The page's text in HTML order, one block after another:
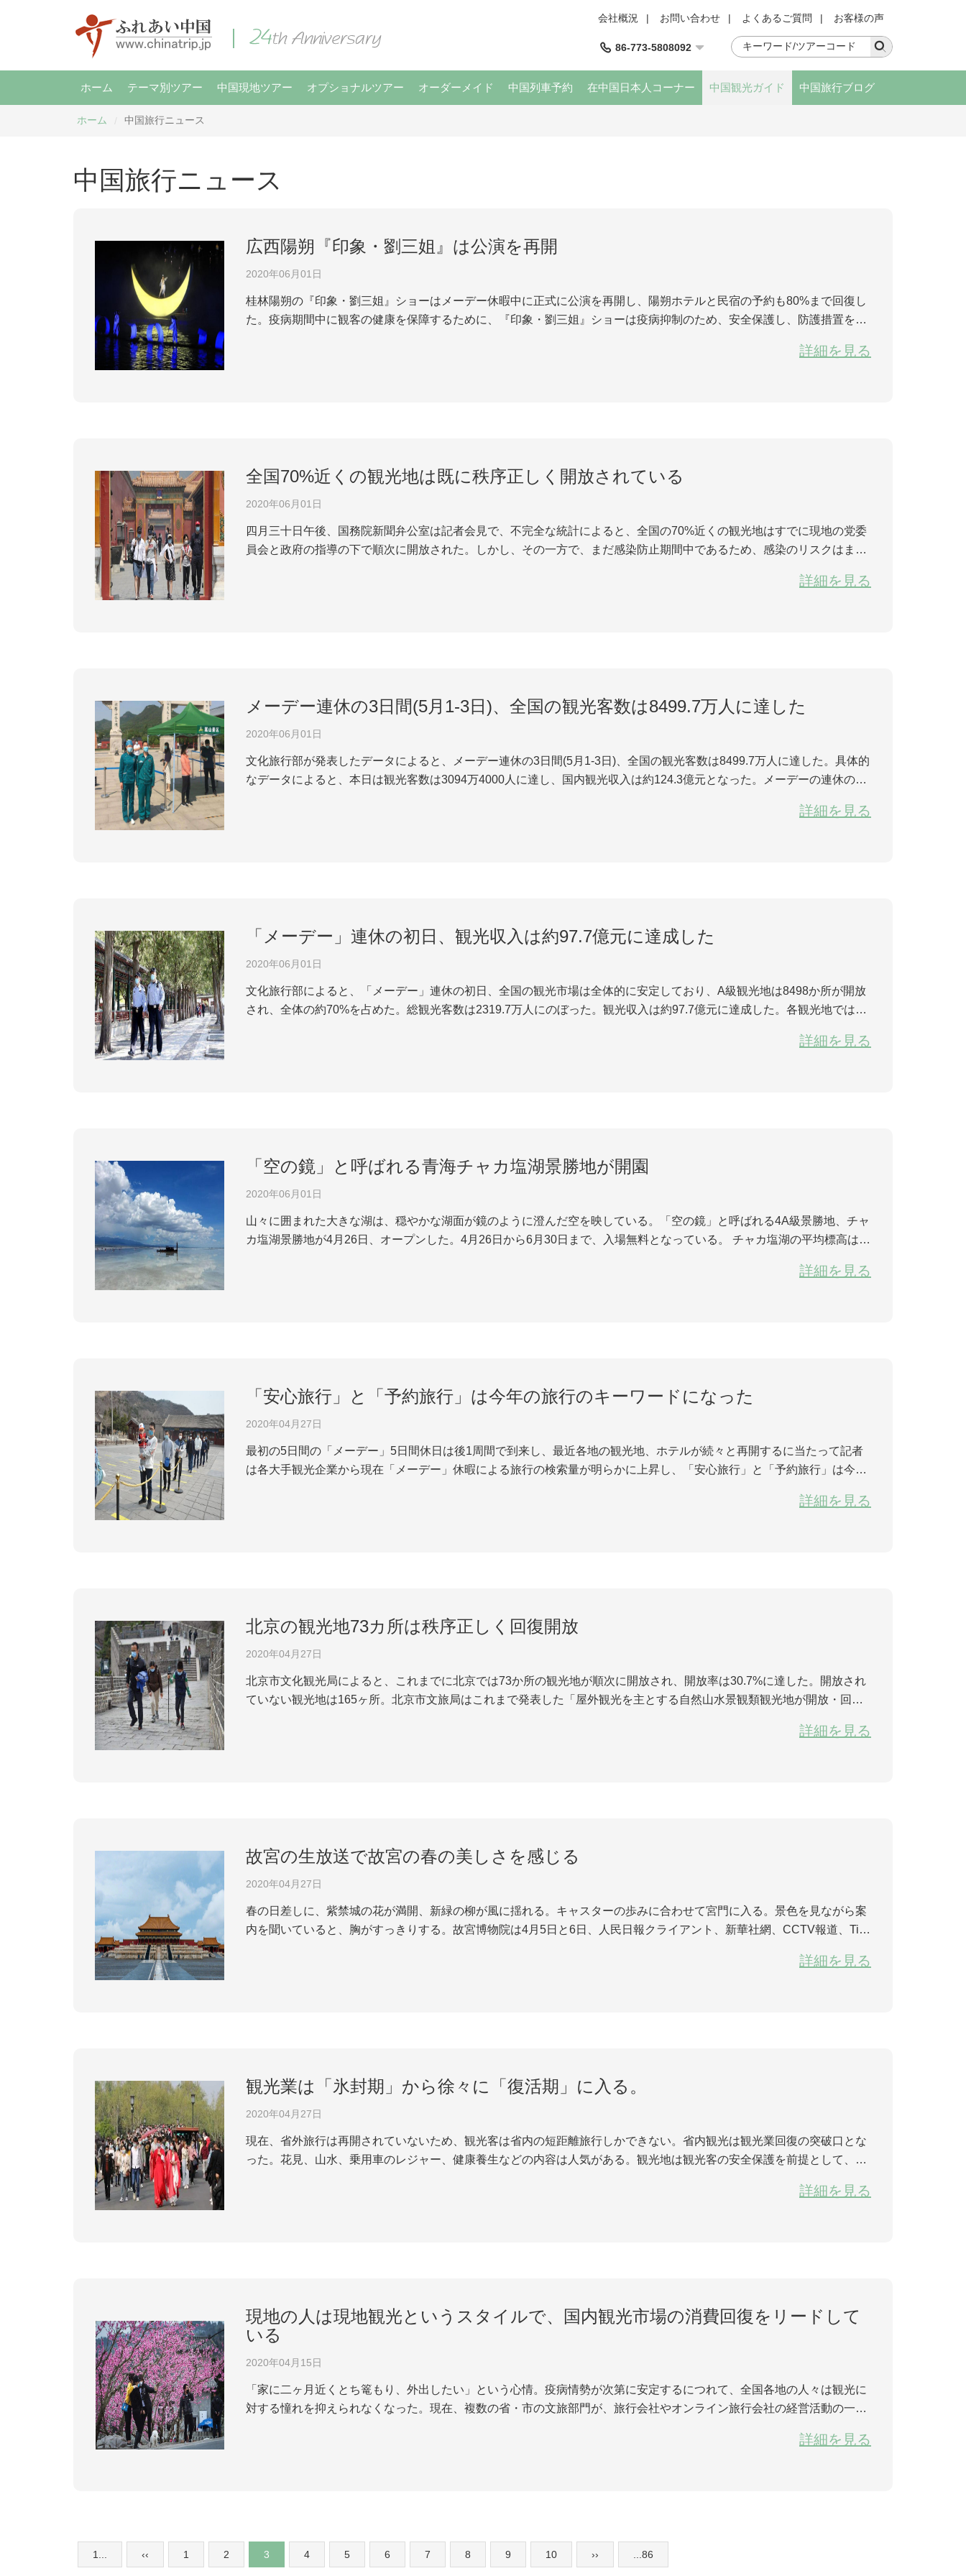
会社概況 | お問い合わせ | よくあるご質問 | お客様の声
86-773-5808092
ホーム テーマ別ツアー 中国現地ツアー オプショナルツアー オーダーメイド 中国列車予約 在中国日本人コーナー 中国観光ガイド 中国旅行ブログ
ホーム 中国旅行ニュース
中国旅行ニュース
広西陽朔『印象・劉三姐』は公演を再開
2020年06月01日
桂林陽朔の『印象・劉三姐』ショーはメーデー休暇中に正式に公演を再開し、陽朔ホテルと民宿の予約も80%まで回復し
た。疫病期間中に観客の健康を保障するために、『印象・劉三姐』ショーは疫病抑制のため、安全保護し、防護措置を制
詳細を見る
全国70%近くの観光地は既に秩序正しく開放されている
2020年06月01日
四月三十日午後、国務院新聞弁公室は記者会見で、不完全な統計によると、全国の70%近くの観光地はすでに現地の党委
員会と政府の指導の下で順次に開放された。しかし、その一方で、まだ感染防止期間中であるため、感染のリスクはまだ
詳細を見る
メーデー連休の3日間(5月1-3日)、全国の観光客数は8499.7万人に達した
2020年06月01日
文化旅行部が発表したデータによると、メーデー連休の3日間(5月1-3日)、全国の観光客数は8499.7万人に達した。具体的
なデータによると、本日は観光客数は3094万4000人に達し、国内観光収入は約124.3億元となった。メーデーの連休の3
詳細を見る
「メーデー」連休の初日、観光収入は約97.7億元に達成した
2020年06月01日
文化旅行部によると、「メーデー」連休の初日、全国の観光市場は全体的に安定しており、A級観光地は8498か所が開放
され、全体の約70%を占めた。総観光客数は2319.7万人にのぼった。観光収入は約97.7億元に達成した。各観光地では、
詳細を見る
「空の鏡」と呼ばれる青海チャカ塩湖景勝地が開園
2020年06月01日
山々に囲まれた大きな湖は、穏やかな湖面が鏡のように澄んだ空を映している。「空の鏡」と呼ばれる4A級景勝地、チャ
カ塩湖景勝地が4月26日、オープンした。4月26日から6月30日まで、入場無料となっている。 チャカ塩湖の平均標高は3
詳細を見る
「安心旅行」と「予約旅行」は今年の旅行のキーワードになった
2020年04月27日
最初の5日間の「メーデー」5日間休日は後1周間で到来し、最近各地の観光地、ホテルが続々と再開するに当たって記者
は各大手観光企業から現在「メーデー」休暇による旅行の検索量が明らかに上昇し、「安心旅行」と「予約旅行」は今年
詳細を見る
北京の観光地73カ所は秩序正しく回復開放
2020年04月27日
北京市文化観光局によると、これまでに北京では73か所の観光地が順次に開放され、開放率は30.7%に達した。開放され
ていない観光地は165ヶ所。北京市文旅局はこれまで発表した「屋外観光を主とする自然山水景観類観光地が開放・回復
詳細を見る
故宮の生放送で故宮の春の美しさを感じる
2020年04月27日
春の日差しに、紫禁城の花が満開、新緑の柳が風に揺れる。キャスターの歩みに合わせて宮門に入る。景色を見ながら案
内を聞いていると、胸がすっきりする。故宮博物院は4月5日と6日、人民日報クライアント、新華社網、CCTV報道、TikT
詳細を見る
観光業は「氷封期」から徐々に「復活期」に入る。
2020年04月27日
現在、省外旅行は再開されていないため、観光客は省内の短距離旅行しかできない。省内観光は観光業回復の突破口とな
った。花見、山水、乗用車のレジャー、健康養生などの内容は人気がある。観光地は観光客の安全保護を前提として、楽
詳細を見る
現地の人は現地観光というスタイルで、国内観光市場の消費回復をリードして
いる
2020年04月15日
「家に二ヶ月近くとち篭もり、外出したい」という心情。疫病情勢が次第に安定するにつれて、全国各地の人々は観光に
対する憧れを抑えられなくなった。現在、複数の省・市の文旅部門が、旅行会社やオンライン旅行会社の経営活動の一部
詳細を見る
1... ‹‹ 1 2 3 4 5 6 7 8 9 10 ›› ...86